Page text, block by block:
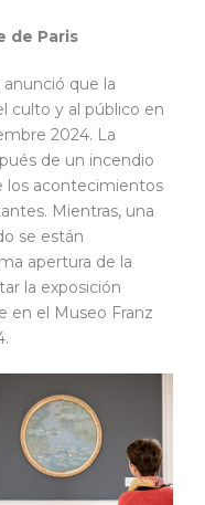
de Paris
que la
culto y al público en
2024. La
de un incendio
los acontecimientos
Mientras, una
se están
apertura de la
la exposición
en el Museo Franz